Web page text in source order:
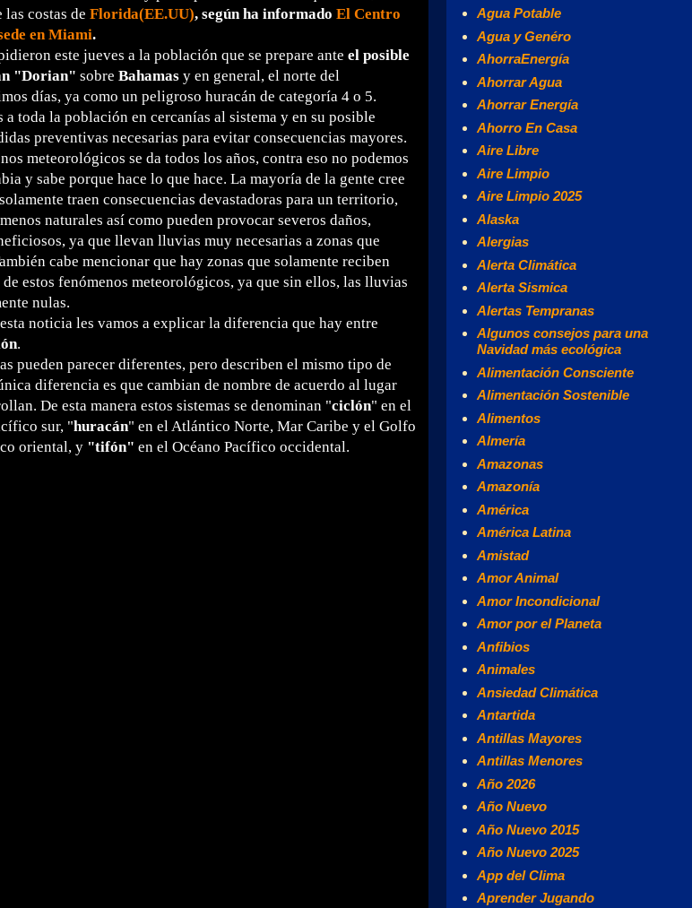
las costas de Florida(EE.UU), según ha informado El Centro
en Miami.
este jueves a la población que se prepare ante el posible
"Dorian" sobre Bahamas y en general, el norte del
días, ya como un peligroso huracán de categoría 4 o 5.
toda la población en cercanías al sistema y en su posible
preventivas necesarias para evitar consecuencias mayores.
meteorológicos se da todos los años, contra eso no podemos
y sabe porque hace lo que hace. La mayoría de la gente cree
solamente traen consecuencias devastadoras para un territorio,
naturales así como pueden provocar severos daños,
ya que llevan lluvias muy necesarias a zonas que
cabe mencionar que hay zonas que solamente reciben
estos fenómenos meteorológicos, ya que sin ellos, las lluvias
nulas.
noticia les vamos a explicar la diferencia que hay entre
.
pueden parecer diferentes, pero describen el mismo tipo de
diferencia es que cambian de nombre de acuerdo al lugar
De esta manera estos sistemas se denominan "ciclón" en el
sur, "huracán" en el Atlántico Norte, Mar Caribe y el Golfo
oriental, y "tifón" en el Océano Pacífico occidental.
Agua Potable
Agua y Genéro
AhorraEnergía
Ahorrar Agua
Ahorrar Energía
Ahorro En Casa
Aire Libre
Aire Limpio
Aire Limpio 2025
Alaska
Alergias
Alerta Climática
Alerta Sismica
Alertas Tempranas
Algunos consejos para una
Navidad más ecológica
Alimentación Consciente
Alimentación Sostenible
Alimentos
Almería
Amazonas
Amazonía
América
América Latina
Amistad
Amor Animal
Amor Incondicional
Amor por el Planeta
Anfibios
Animales
Ansiedad Climática
Antartida
Antillas Mayores
Antillas Menores
Año 2026
Año Nuevo
Año Nuevo 2015
Año Nuevo 2025
App del Clima
Aprender Jugando